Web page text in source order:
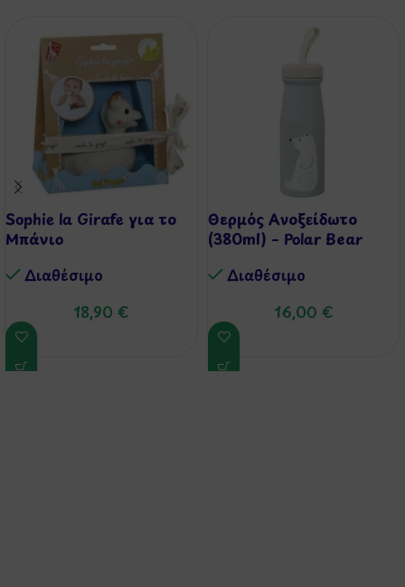
Sophie la Girafe για το
Μπάνιο
Διαθέσιμo
18,90 €
Θερμός Ανοξείδωτο
(380ml) – Polar Bear
Διαθέσιμo
16,00 €